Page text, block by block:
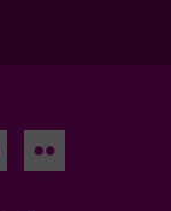
Flickr